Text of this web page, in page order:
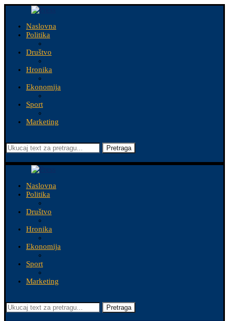
Naslovna
Politika
Društvo
Hronika
Ekonomija
Sport
Marketing
Pretraga
Naslovna
Politika
Društvo
Hronika
Ekonomija
Sport
Marketing
Pretraga